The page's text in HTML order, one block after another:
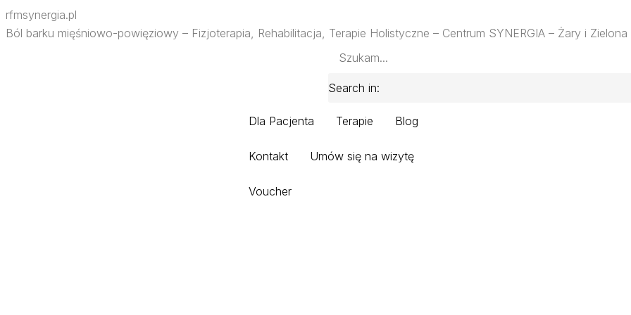
rfmsynergia.pl
Ból barku mięśniowo-powięziowy – Fizjoterapia, Rehabilitacja, Terapie Holistyczne – Centrum SYNERGIA – Żary i Zielona
Search in:
Dla Pacjenta Terapie Blog
Kontakt Umów się na wizytę
Voucher